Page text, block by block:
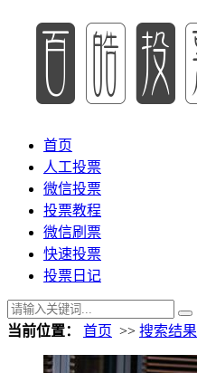
首页
人工投票
微信投票
投票教程
微信刷票
快速投票
投票日记
当前位置： 首页 >> 搜索结果